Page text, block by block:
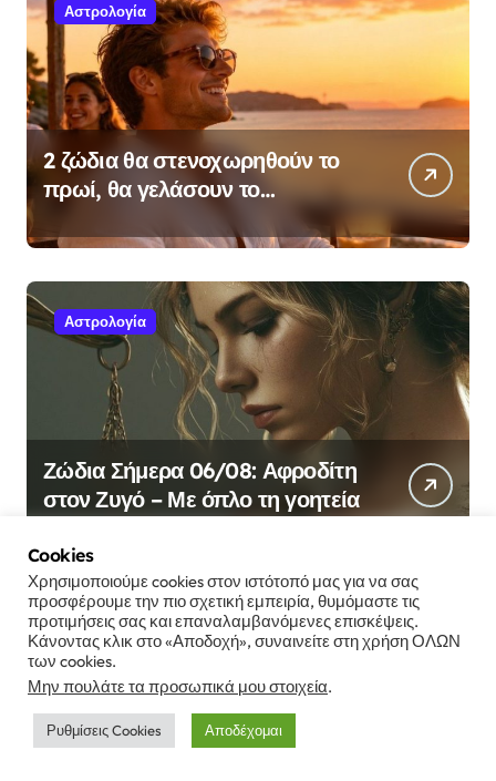
Αστρολογία
2 ζώδια θα στενοχωρηθούν το
πρωί, θα γελάσουν το
απόγευμα, σήμερα 05/08 – Δες,
αν είσαι μέσα!
Αστρολογία
Ζώδια Σήμερα 06/08: Αφροδίτη
στον Ζυγό – Με όπλο τη γοητεία
Αστρολογία
Cookies
Χρησιμοποιούμε cookies στον ιστότοπό μας για να σας
προσφέρουμε την πιο σχετική εμπειρία, θυμόμαστε τις
προτιμήσεις σας και επαναλαμβανόμενες επισκέψεις.
Κάνοντας κλικ στο «Αποδοχή», συναινείτε στη χρήση ΟΛΩΝ
των cookies.
Μην πουλάτε τα προσωπικά μου στοιχεία.
Ρυθμίσεις Cookies Αποδέχομαι